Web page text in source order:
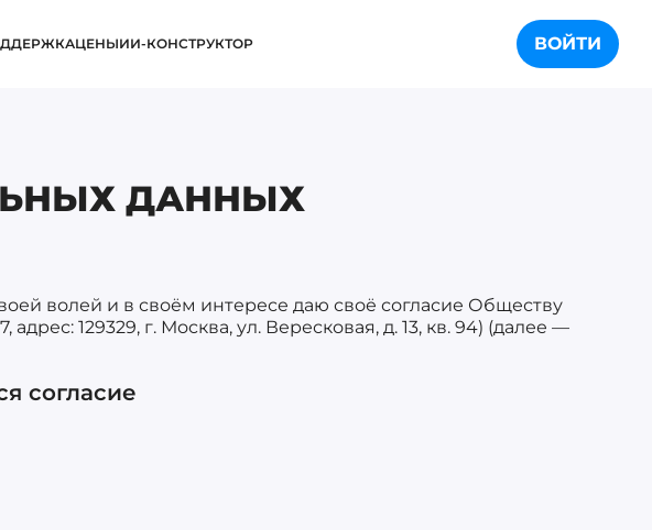
ЦЕНЫИИ-КОНСТРУКТОР ВОЙТИ
ДАННЫХ
волей и в своём интересе даю своё согласие Обществу
129329, г. Москва, ул. Вересковая, д. 13, кв. 94) (далее —
согласие